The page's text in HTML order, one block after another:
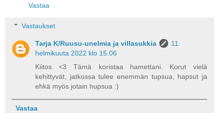
Vastaa
Vastaukset
Tarja K/Ruusu-unelmia ja villasukkia
11.
helmikuuta 2022 klo 15.06
Kiitos <3 Tämä koristaa hamettani. Korut vielä
kehittyvät, jatkossa tulee enemmän tupsua, hapsut ja
ehkä myös jotain hupsua :)
Vastaa